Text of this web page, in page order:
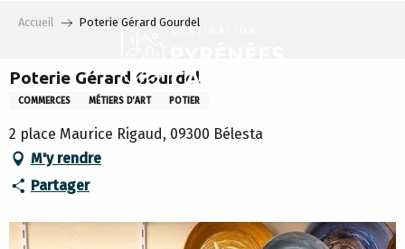
principal
Accueil Poterie Gérard Gourdel
Poterie Gérard Gourdel
COMMERCES MÉTIERS D’ART POTIER
2 place Maurice Rigaud, 09300 Bélesta
M'y rendre
Partager